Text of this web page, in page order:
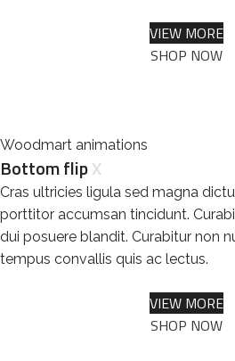
VIEW MORE
SHOP NOW
Woodmart animations
Bottom flipX
Cras ultricies ligula sed magna
porttitor accumsan tincidunt.
dui posuere blandit. Curabitur non
tempus convallis quis ac lectus.
VIEW MORE
SHOP NOW